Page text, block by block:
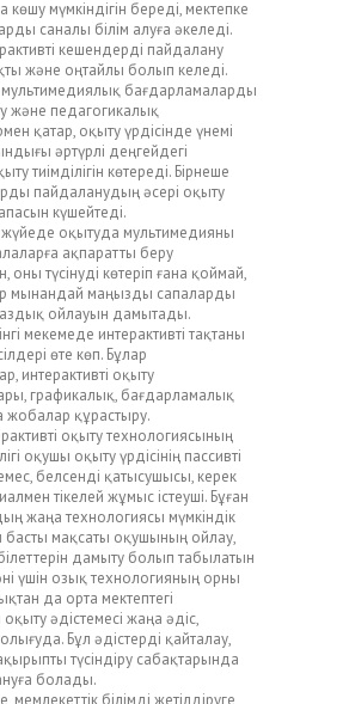
көшу мүмкіндігін береді, мектепке
саналы білім алуға әкеледі.
кешендерді пайдалану
және оңтайлы болып келеді.
бағдарламаларды
және педагогикалық
қатар, оқыту үрдісінде үнемі
әртүрлі деңгейдегі
тиімділігін көтереді. Бірнеше
пайдаланудың әсері оқыту
күшейтеді.
оқытуда мультимедияны
ақпаратты беру
түсінуді көтеріп ғана қоймай,
мынандай маңызды сапаларды
ойлауын дамытады.
мекемеде интерактивті тақтаны
өте көп. Бұлар
интерактивті оқыту
графикалық, бағдарламалық
жобалар құрастыру.
оқыту технологиясының
оқушы оқыту үрдісінің пассивті
белсенді қатысушысы, керек
тікелей жұмыс істеуші. Бұған
жаңа технологиясы мүмкіндік
басты мақсаты оқушының ойлау,
дамыту болып табылатын
үшін озық технологияның орны
да орта мектептегі
әдістемесі жаңа әдіс,
Бұл әдістерді қайталау,
түсіндіру сабақтарында
болады.